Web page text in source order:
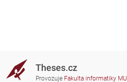
Theses.cz
Provozuje Fakulta informatiky MU